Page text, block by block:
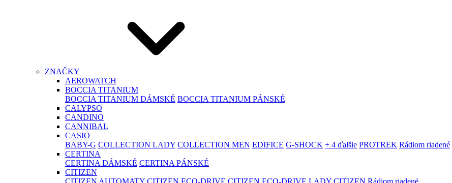
ZNAČKY
AEROWATCH
BOCCIA TITANIUM
BOCCIA TITANIUM DÁMSKÉ BOCCIA TITANIUM PÁNSKÉ
CALYPSO
CANDINO
CANNIBAL
CASIO
BABY-G COLLECTION LADY COLLECTION MEN EDIFICE G-SHOCK + 4 ďalšie PROTREK Rádiom riadené
CERTINA
CERTINA DÁMSKÉ CERTINA PÁNSKÉ
CITIZEN
CITIZEN AUTOMATY CITIZEN ECO-DRIVE CITIZEN ECO-DRIVE LADY CITIZEN Rádiom riadené